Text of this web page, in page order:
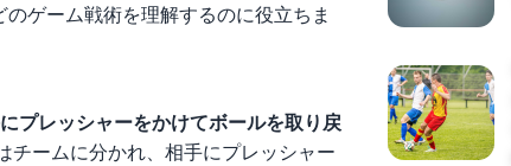
ゲーム戦術を理解するのに役立ちま
プレッシャーをかけてボールを取り戻
チームに分かれ、相手にプレッシャー